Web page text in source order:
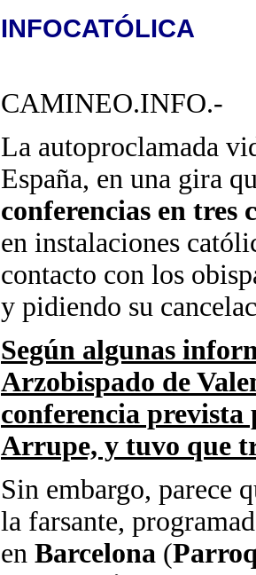
INFOCATÓLICA
CAMINEO.INFO.-
La autoproclamada
España, en una gira
conferencias en tres
en instalaciones
contacto con los
y pidiendo su
Según algunas
Arzobispado de
conferencia
Arrupe, y tuvo que
Sin embargo, parece
la farsante,
en Barcelona (